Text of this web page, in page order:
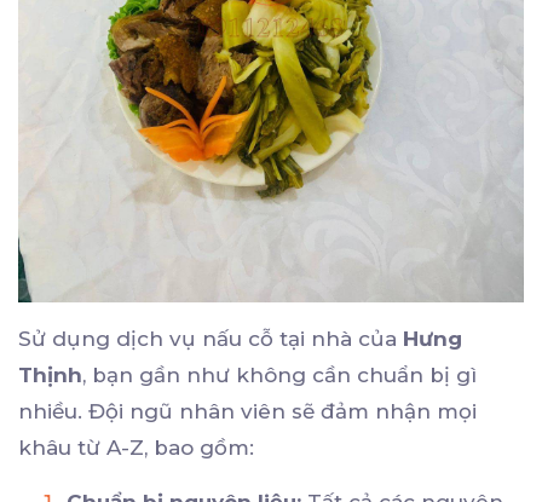
Sử dụng dịch vụ nấu cỗ tại nhà của Hưng
Thịnh, bạn gần như không cần chuẩn bị gì
nhiều. Đội ngũ nhân viên sẽ đảm nhận mọi
khâu từ A-Z, bao gồm: